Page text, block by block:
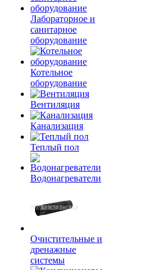
Лабораторное и
санитарное
оборудование
Котельное
оборудование
Вентиляция
Канализация
Теплый пол
Водонагреватели
Очистительные и
дренажные
системы